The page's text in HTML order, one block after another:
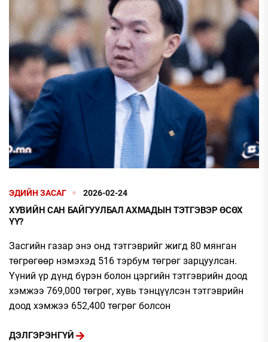
ЭДИЙН ЗАСАГ 2026-02-24
ХУВИЙН САН БАЙГУУЛБАЛ АХМАДЫН ТЭТГЭВЭР ӨСӨХ
ҮҮ?
Засгийн газар энэ онд тэтгэврийг жигд 80 мянган
төгрөгөөр нэмэхэд 516 тэрбум төгрөг зарцуулсан.
Үүний үр дүнд бүрэн болон цэргийн тэтгэврийн доод
хэмжээ 769,000 төгрөг, хувь тэнцүүлсэн тэтгэврийн
доод хэмжээ 652,400 төгрөг болсон
ДЭЛГЭРЭНГҮЙ